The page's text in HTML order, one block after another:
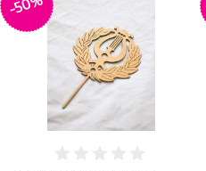
-50%